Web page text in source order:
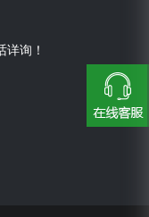
详询！